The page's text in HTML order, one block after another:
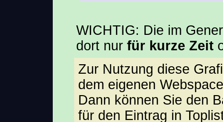
WICHTIG: Die im
dort nur für kurze Zeit
Zur Nutzung diese
dem eigenen
Dann können Sie den
für den Eintrag in